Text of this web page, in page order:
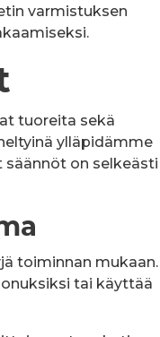
varmistuksen
tuoreita sekä
ylläpidämme
on selkeästi
toiminnan mukaan.
tai käyttää